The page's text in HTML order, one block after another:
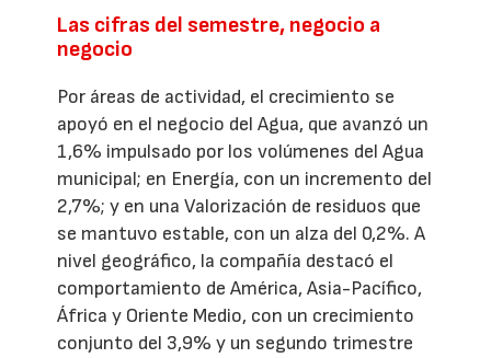
Las cifras del semestre, negocio a
negocio
Por áreas de actividad, el crecimiento se
apoyó en el negocio del Agua, que avanzó un
1,6% impulsado por los volúmenes del Agua
municipal; en Energía, con un incremento del
2,7%; y en una Valorización de residuos que
se mantuvo estable, con un alza del 0,2%. A
nivel geográfico, la compañía destacó el
comportamiento de América, Asia-Pacífico,
África y Oriente Medio, con un crecimiento
conjunto del 3,9% y un segundo trimestre